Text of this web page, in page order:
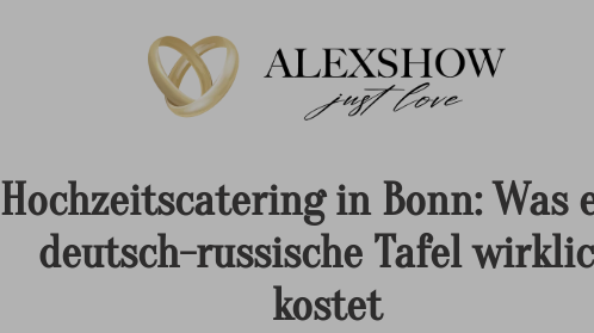
Hochzeitscatering in Bonn: Was
deutsch-russische Tafel
kostet